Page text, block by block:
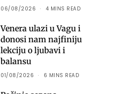
06/08/2026 4 MINS READ
Venera ulazi u Vagu i
donosi nam najfiniju
lekciju o ljubavi i
balansu
01/08/2026 6 MINS READ